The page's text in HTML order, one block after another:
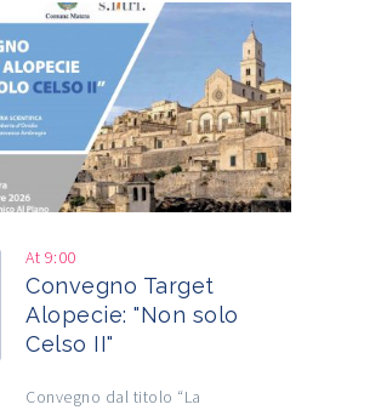
At 9:00
Convegno Target
Alopecie: "Non solo
Celso II"
Convegno dal titolo “La